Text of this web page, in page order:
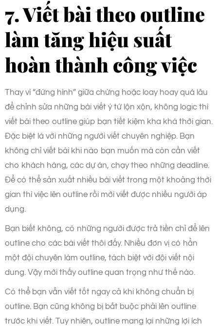
7. Viết bài theo outline
làm tăng hiệu suất
hoàn thành công việc
Thay vì “đứng hình” giữa chừng hoặc loay hoay quá lâu
để chỉnh sửa những bài viết ý tứ lộn xộn, không logic thì
viết bài theo outline giúp bạn tiết kiệm kha khá thời gian.
Đặc biệt là với những người viết chuyên nghiệp. Bạn
không chỉ viết bài khi nào bạn muốn mà còn cần viết
cho khách hàng, các dự án, chạy theo những deadline.
Để có thể sản xuất nhiều bài viết trong một khoảng thời
gian thì việc lên outline rồi mới viết được nhiều người áp
dụng.
Bạn biết không, có những người được trả tiền chỉ để lên
outline cho các bài viết thôi đấy. Nhiều đơn vị có hẳn
một đội chuyên làm outline, tách biệt với đội viết nội
dung. Vậy mới thấy outline quan trọng như thế nào.
Có thể bạn vẫn viết tốt ngay cả khi không chuẩn bị
outline. Bạn cũng không bị bắt buộc phải lên outline
trước khi viết. Tuy nhiên, outline mang lại những lợi ích